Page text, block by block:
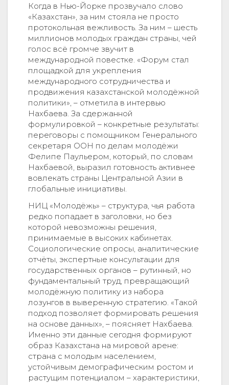
Когда в Нью-Йорке прозвучало слово
«Казахстан», за ним стояла не просто
протокольная вежливость. За ним – шесть
миллионов молодых граждан страны, чей
голос всё громче звучит в
международной повестке. «Форум стал
площадкой для укрепления
международного сотрудничества и
продвижения казахстанской молодёжной
политики», – отметила в интервью
Нахбаева. За сдержанной
формулировкой – конкретные результаты:
переговоры с помощником Генерального
секретаря ООН по делам молодёжи
Фелипе Паульером, который, по словам
Нахбаевой, выразил готовность активнее
вовлекать страны Центральной Азии в
глобальные инициативы.
НИЦ «Молодёжь» – структура, чья работа
редко попадает в заголовки, но без
которой невозможны решения,
принимаемые в высоких кабинетах.
Социологические опросы, аналитические
отчёты, экспертные консультации для
государственных органов – рутинный, но
фундаментальный труд, превращающий
молодёжную политику из набора
лозунгов в выверенную стратегию. «Такой
подход позволяет формировать решения
на основе данных», – поясняет Нахбаева.
Именно эти данные сегодня формируют
образ Казахстана на мировой арене:
страна с молодым населением,
устойчивым демографическим ростом и
растущим потенциалом – характеристики,